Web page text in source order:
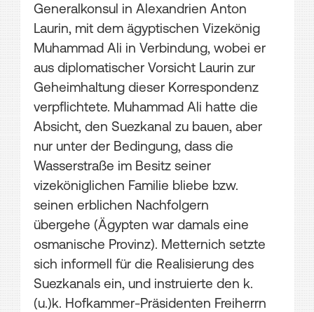
Generalkonsul in Alexandrien Anton
Laurin, mit dem ägyptischen Vizekönig
Muhammad Ali in Verbindung, wobei er
aus diplomatischer Vorsicht Laurin zur
Geheimhaltung dieser Korrespondenz
verpflichtete. Muhammad Ali hatte die
Absicht, den Suezkanal zu bauen, aber
nur unter der Bedingung, dass die
Wasserstraße im Besitz seiner
vizeköniglichen Familie bliebe bzw.
seinen erblichen Nachfolgern
übergehe (Ägypten war damals eine
osmanische Provinz). Metternich setzte
sich informell für die Realisierung des
Suezkanals ein, und instruierte den k.
(u.)k. Hofkammer-Präsidenten Freiherrn